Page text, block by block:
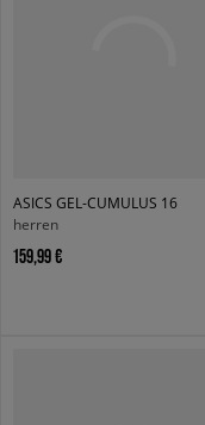
ASICS GEL-CUMULUS 16
herren
159,99 €